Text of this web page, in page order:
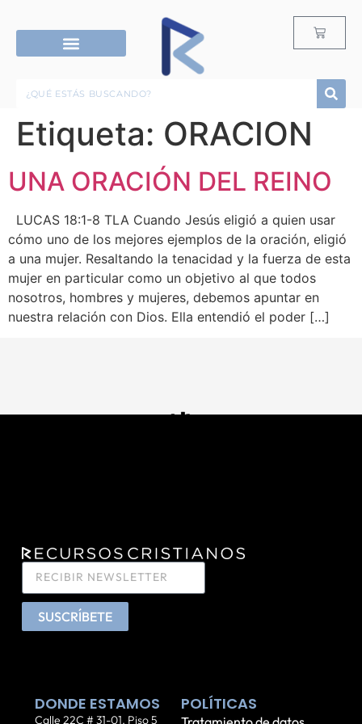
Etiqueta: ORACION
UNA ORACIÓN DEL REINO
LUCAS 18:1-8 TLA Cuando Jesús eligió a quien usar
cómo uno de los mejores ejemplos de la oración, eligió
a una mujer. Resaltando la tenacidad y la fuerza de esta
mujer en particular como un objetivo al que todos
nosotros, hombres y mujeres, debemos apuntar en
nuestra relación con Dios. Ella entendió el poder […]
SUSCRÍBETE
DONDE ESTAMOS
Calle 22C # 31-01. Piso 5
POLÍTICAS